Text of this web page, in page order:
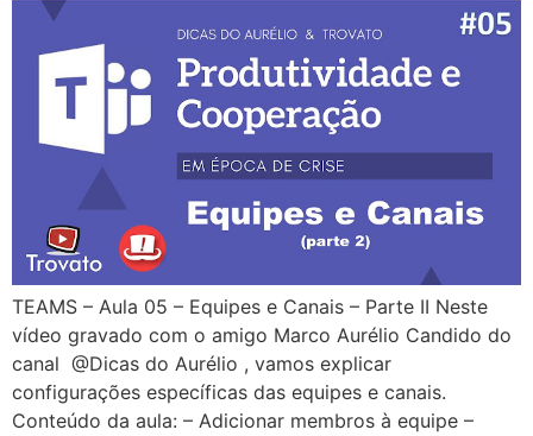
TEAMS – Aula 05 – Equipes e Canais – Parte II Neste
vídeo gravado com o amigo Marco Aurélio Candido do
canal @Dicas do Aurélio , vamos explicar
configurações específicas das equipes e canais.
Conteúdo da aula: – Adicionar membros à equipe –